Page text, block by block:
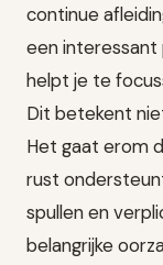
continue
een interessant
helpt je te
Dit betekent
Het gaat erom
rust
spullen en
belangrijke